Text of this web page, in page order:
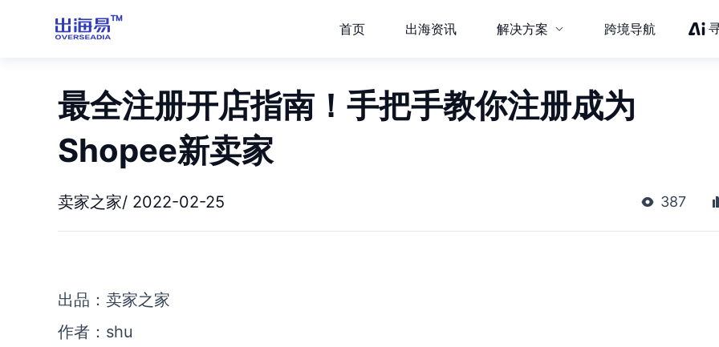
首页 出海资讯 解决方案 跨境导航
最全注册开店指南！手把手教你注册成为
Shopee新卖家
卖家之家/ 2022-02-25 387
出品：卖家之家
作者：shu